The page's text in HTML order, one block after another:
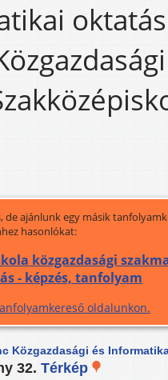
de ajánlunk egy másik
hasonlókat:
közgazdasági
- képzés, tanfolyam
oldalunkon.
Közgazdasági és
32. Térkép